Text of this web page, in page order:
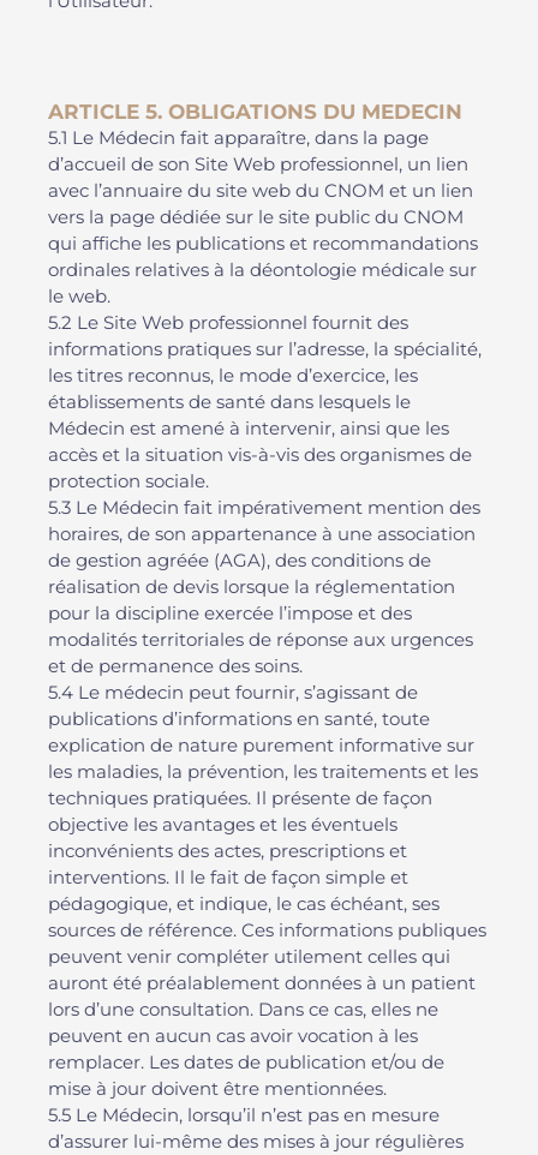
ARTICLE 5. OBLIGATIONS DU MEDECIN
5.1 Le Médecin fait apparaître, dans la page
d’accueil de son Site Web professionnel, un lien
avec l’annuaire du site web du CNOM et un lien
vers la page dédiée sur le site public du CNOM
qui affiche les publications et recommandations
ordinales relatives à la déontologie médicale sur
le web.
5.2 Le Site Web professionnel fournit des
informations pratiques sur l’adresse, la spécialité,
les titres reconnus, le mode d’exercice, les
établissements de santé dans lesquels le
Médecin est amené à intervenir, ainsi que les
accès et la situation vis-à-vis des organismes de
protection sociale.
5.3 Le Médecin fait impérativement mention des
horaires, de son appartenance à une association
de gestion agréée (AGA), des conditions de
réalisation de devis lorsque la réglementation
pour la discipline exercée l’impose et des
modalités territoriales de réponse aux urgences
et de permanence des soins.
5.4 Le médecin peut fournir, s’agissant de
publications d’informations en santé, toute
explication de nature purement informative sur
les maladies, la prévention, les traitements et les
techniques pratiquées. Il présente de façon
objective les avantages et les éventuels
inconvénients des actes, prescriptions et
interventions. Il le fait de façon simple et
pédagogique, et indique, le cas échéant, ses
sources de référence. Ces informations publiques
peuvent venir compléter utilement celles qui
auront été préalablement données à un patient
lors d’une consultation. Dans ce cas, elles ne
peuvent en aucun cas avoir vocation à les
remplacer. Les dates de publication et/ou de
mise à jour doivent être mentionnées.
5.5 Le Médecin, lorsqu’il n’est pas en mesure
d’assurer lui-même des mises à jour régulières